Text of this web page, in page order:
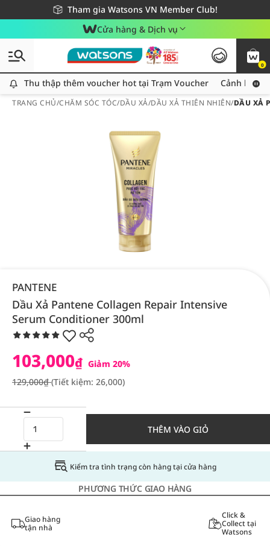
Tham gia Watsons VN Member Club!
Miễn phí giao hàng cho đơn hàng từ 249,000Đ
Giao hàng nhanh 24h - Áp dụng khu vực TP. Hồ Chí Minh
Cửa hàng & Dịch vụ
0
Thu thập thêm voucher hot tại Trạm Voucher
Thu thập thêm voucher hot tại Trạm Voucher Cảnh báo
TRANG CHỦ/CHĂM SÓC TÓC/DẦU XẢ/DẦU XẢ THIÊN NHIÊN/DẦU XẢ
PANTENE
Dầu Xả Pantene Collagen Repair Intensive
Serum Conditioner 300ml
103,000₫ Giảm 20%
129,000₫(Tiết kiệm: 26,000)
THÊM VÀO GIỎ
Kiểm tra tình trạng còn hàng tại cửa hàng
PHƯƠNG THỨC GIAO HÀNG
Giao hàng
tận nhà
Click &
Collect tại
Watsons